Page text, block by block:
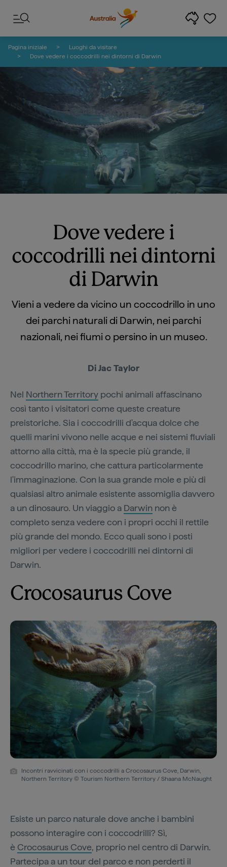
Pagina iniziale
Luoghi da visitare
Dove vedere i coccodrilli nei dintorni di Darwin
Dove vedere i
coccodrilli nei dintorni
di Darwin
Vieni a vedere da vicino un coccodrillo in uno
dei parchi naturali di Darwin, nei parchi
nazionali, nei fiumi o persino in un museo.
Di Jac Taylor
Nel Northern Territory pochi animali affascinano
così tanto i visitatori come queste creature
preistoriche. Sia i coccodrilli d'acqua dolce che
quelli marini vivono nelle acque e nei sistemi fluviali
attorno alla città, ma è la specie più grande, il
coccodrillo marino, che cattura particolarmente
l'immaginazione. Con la sua grande mole e più di
qualsiasi altro animale esistente assomiglia davvero
a un dinosauro. Un viaggio a Darwin non è
completo senza vedere con i propri occhi il rettile
più grande del mondo. Ecco quali sono i posti
migliori per vedere i coccodrilli nei dintorni di
Darwin.
Crocosaurus Cove
Incontri ravvicinati con i coccodrilli a Crocosaurus Cove, Darwin,
Northern Territory © Tourism Northern Territory / Shaana McNaught
Esiste un parco naturale dove anche i bambini
possono interagire con i coccodrilli? Sì,
è Crocosaurus Cove, proprio nel centro di Darwin.
Partecipa a un tour del parco e non perderti il